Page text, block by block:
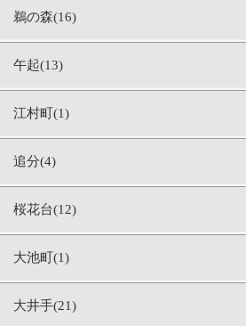
鵜の森(16)
午起(13)
江村町(1)
追分(4)
桜花台(12)
大池町(1)
大井手(21)